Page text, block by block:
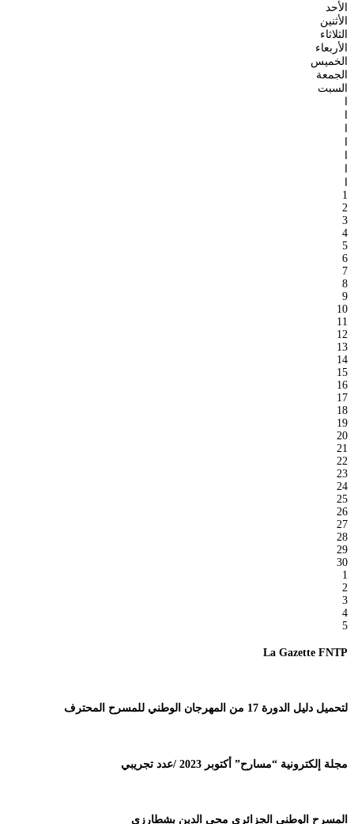
الأحد
الأثنين
الثلاثاء
الأربعاء
الخميس
الجمعة
السبت
ا
ا
ا
ا
ا
ا
ا
1
2
3
4
5
6
7
8
9
10
11
12
13
14
15
16
17
18
19
20
21
22
23
24
25
26
27
28
29
30
1
2
3
4
5
La Gazette FNTP
لتحميل دليل الدورة 17 من المهرجان الوطني للمسرح المحترف
مجلة إلكترونية “مسارح” أكتوبر 2023 /عدد تجريبي
المسرح الوطني الجزائري محي الدين بشطارزي